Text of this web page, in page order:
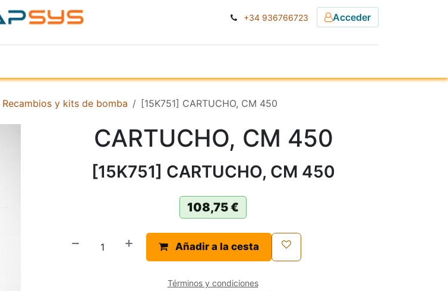
+34 936766723 Acceder
Recambios y kits de bomba [15K751] CARTUCHO, CM 450
CARTUCHO, CM 450
[15K751] CARTUCHO, CM 450
108,75€
Añadir a la cesta
Términos y condiciones